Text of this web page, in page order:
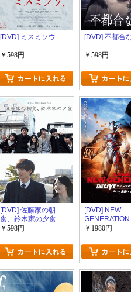
[DVD] ミスミソウ
￥598円
[DVD] 不都合
￥598円
[DVD] 佐藤家の朝
食、鈴木家の夕食
￥598円
[DVD] NEW
LIVE ウルト
￥1980円